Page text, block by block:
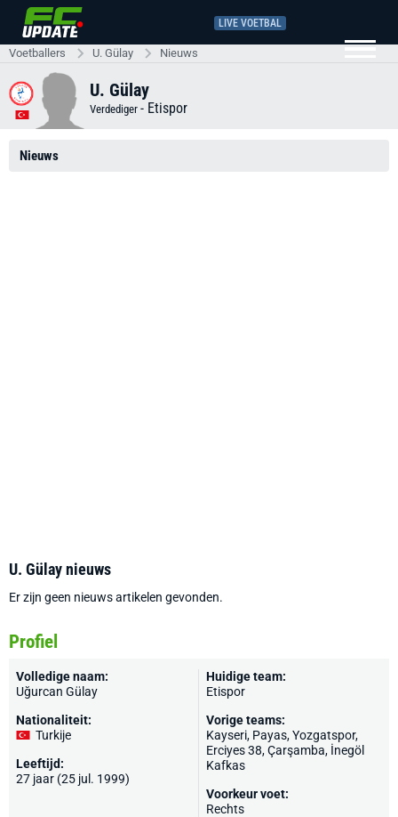
LIVE VOETBAL
Voetballers U. Gülay Nieuws
U. Gülay
Verdediger - Etispor
Nieuws
U. Gülay nieuws
Er zijn geen nieuws artikelen gevonden.
Profiel
Volledige naam:
Uğurcan Gülay
Nationaliteit:
Turkije
Leeftijd:
27 jaar (25 jul. 1999)
Huidige team:
Etispor
Vorige teams:
Kayseri, Payas, Yozgatspor,
Erciyes 38, Çarşamba, İnegöl
Kafkas
Voorkeur voet:
Rechts